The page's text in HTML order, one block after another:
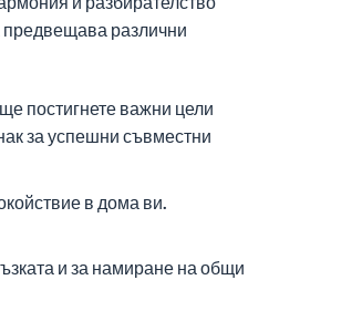
предвещава различни
постигнете важни цели
за успешни съвместни
в дома ви.
и за намиране на общи